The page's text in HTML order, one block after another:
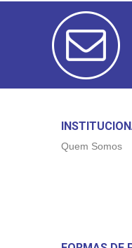
CADASTRAR
E-MAIL
Quem Somos